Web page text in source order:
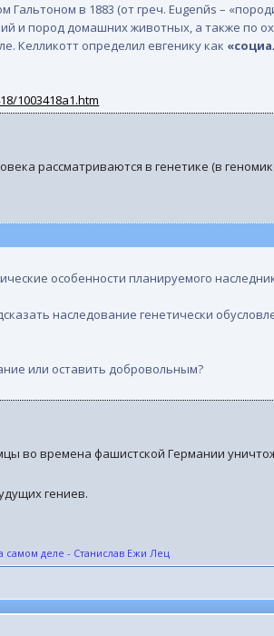
Гальтоном в 1883 (от греч. Eugenйs –
и пород домашних животных, а также по
Келликотт определил евгенику как
1003418a1.htm
рассматриваются в генетике (в
особенности планируемого
наследование генетически
или оставить добровольным?
во времена фашистской Германии
гениев.
самом деле - Станислав Ежи Лец